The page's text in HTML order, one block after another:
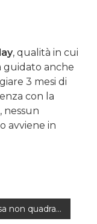
, qualità in cui
guidato anche
3 mesi di
con la
nessun
avviene in
non quadra…